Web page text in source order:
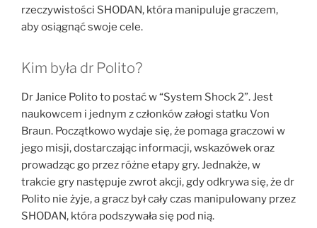
rzeczywistości SHODAN, która manipuluje graczem,
aby osiągnąć swoje cele.
Kim była dr Polito?
Dr Janice Polito to postać w “System Shock 2”. Jest
naukowcem i jednym z członków załogi statku Von
Braun. Początkowo wydaje się, że pomaga graczowi w
jego misji, dostarczając informacji, wskazówek oraz
prowadząc go przez różne etapy gry. Jednakże, w
trakcie gry następuje zwrot akcji, gdy odkrywa się, że dr
Polito nie żyje, a gracz był cały czas manipulowany przez
SHODAN, która podszywała się pod nią.